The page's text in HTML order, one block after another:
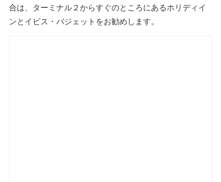
合は、ターミナル２からすぐのところにあるホリディイ
ンとイビス・バジェットをお勧めします。